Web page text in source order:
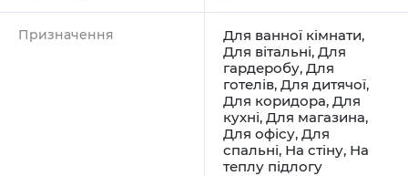
Призначення Для ванної кімнати,
Для вітальні, Для
гардеробу, Для
готелів, Для дитячої,
Для коридора, Для
кухні, Для магазина,
Для офісу, Для
спальні, На стіну, На
теплу підлогу